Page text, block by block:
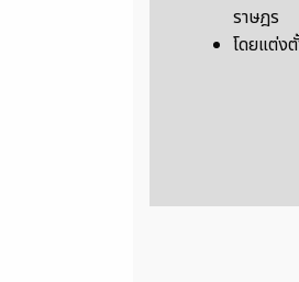
ราษฎร
โดยแต่งตั้